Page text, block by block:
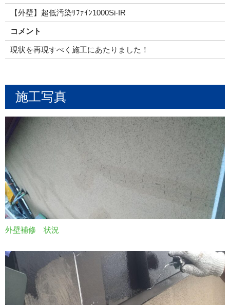
【外壁】超低汚染ﾘﾌｧｲﾝ1000Si-IR
コメント
現状を再現すべく施工にあたりました！
施工写真
外壁補修 状況